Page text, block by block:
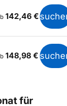
142,46 €
148,98 €
für